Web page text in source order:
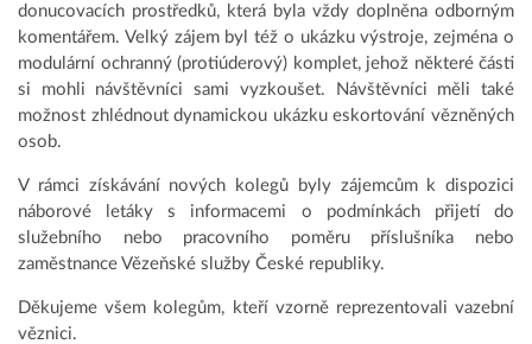
donucovacích prostředků, která byla vždy doplněna odborným
komentářem. Velký zájem byl též o ukázku výstroje, zejména o
modulární ochranný (protiúderový) komplet, jehož některé části
si mohli návštěvníci sami vyzkoušet. Návštěvníci měli také
možnost zhlédnout dynamickou ukázku eskortování vězněných
osob.
V rámci získávání nových kolegů byly zájemcům k dispozici
náborové letáky s informacemi o podmínkách přijetí do
služebního nebo pracovního poměru příslušníka nebo
zaměstnance Vězeňské služby České republiky.
Děkujeme všem kolegům, kteří vzorně reprezentovali vazební
věznici.